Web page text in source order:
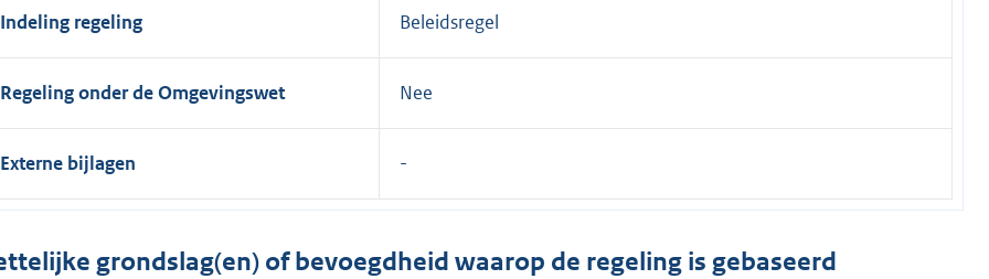
Indeling regeling Beleidsregel
Regeling onder de Omgevingswet Nee
Externe bijlagen
grondslag(en) of bevoegdheid waarop de regeling is gebaseerd